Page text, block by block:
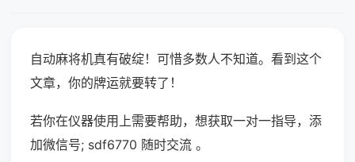
自动麻将机真有破绽！可惜多数人不知道。看到这个
文章，你的牌运就要转了！
若你在仪器使用上需要帮助，想获取一对一指导，添
加微信号; sdf6770 随时交流 。